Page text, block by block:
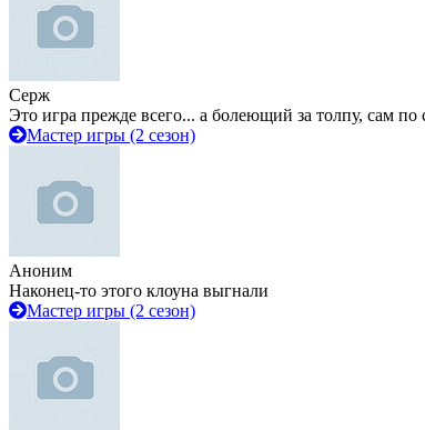
Серж
Это игра прежде всего... а болеющий за толпу, сам по
Мастер игры (2 сезон)
Аноним
Наконец-то этого клоуна выгнали
Мастер игры (2 сезон)